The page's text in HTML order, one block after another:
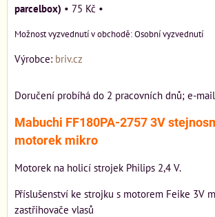
parcelbox) • 75 Kč •
Osobní vyzvednutí
Výrobce: briv.cz
Doručení probíhá do 2 pracovních dnů; e-
Mabuchi FF180PA-2757 3V
motorek mikro
Motorek na holicí strojek Philips 2,4 V.
Příslušenství ke strojku s motorem Feike 3V
zastřihovače vlasů